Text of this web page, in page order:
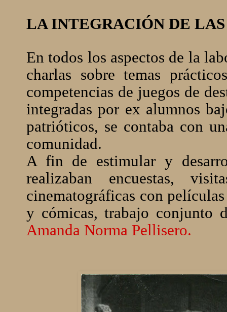
LA INTEGRACIÓN DE
En todos los aspectos de la
charlas sobre temas
competencias de juegos de
integradas por ex alumnos
patrióticos, se contaba con
comunidad.
A fin de estimular y
realizaban encuestas,
cinematográficas con
y cómicas, trabajo conjunto
Amanda Norma Pellisero.